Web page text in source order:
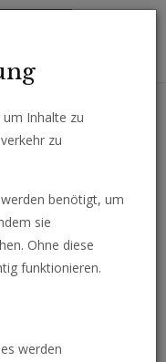
und Nachrichten
Inhalte zu
zu
benötigt, um
sie
Ohne diese
funktionieren.
werden